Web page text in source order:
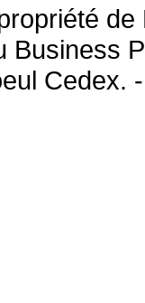
Business
Cedex.